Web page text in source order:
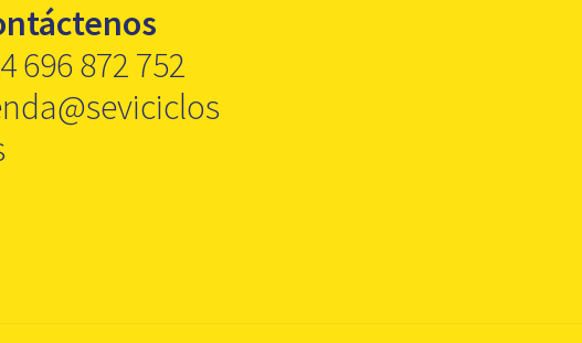
696 872 752